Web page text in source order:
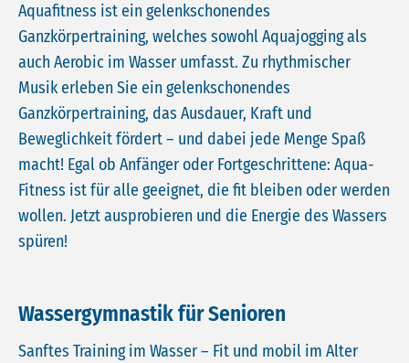
Aquafitness ist ein gelenkschonendes
Ganzkörpertraining, welches sowohl Aquajogging als
auch Aerobic im Wasser umfasst. Zu rhythmischer
Musik erleben Sie ein gelenkschonendes
Ganzkörpertraining, das Ausdauer, Kraft und
Beweglichkeit fördert – und dabei jede Menge Spaß
macht! Egal ob Anfänger oder Fortgeschrittene: Aqua-
Fitness ist für alle geeignet, die fit bleiben oder werden
wollen. Jetzt ausprobieren und die Energie des Wassers
spüren!
Wassergymnastik für Senioren
Sanftes Training im Wasser – Fit und mobil im Alter